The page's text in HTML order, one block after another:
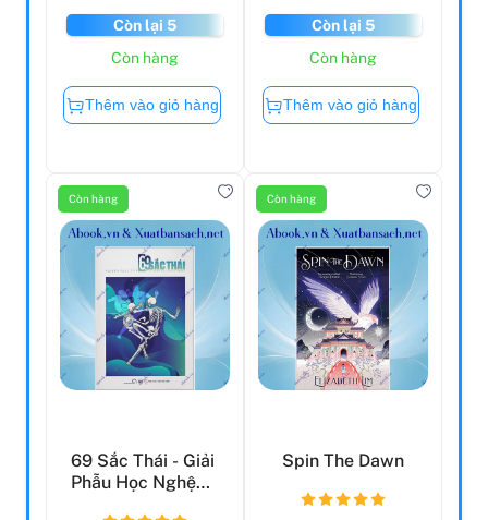
Còn lại 5
Còn hàng
Thêm vào giỏ hàng
Còn lại 5
Còn hàng
Thêm vào giỏ hàng
Còn hàng
69 Sắc Thái - Giải
Phẫu Học Nghệ
Còn hàng
Spin The Dawn